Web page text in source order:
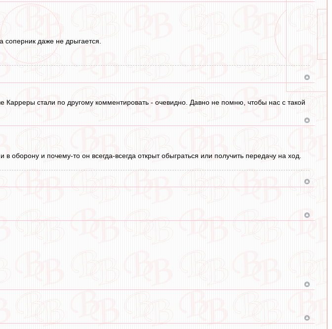
соперник даже не дрыгается.
Карреры стали по другому комментировать - очевидно. Давно не помню, чтобы нас с такой
оборону и почему-то он всегда-всегда открыт обыграться или получить передачу на ход.